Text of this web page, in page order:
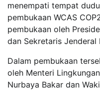
menempati tempat
pembukaan WCAS
pembukaan oleh
dan Sekretaris Jenderal
Dalam pembukaan
oleh Menteri
Nurbaya Bakar dan